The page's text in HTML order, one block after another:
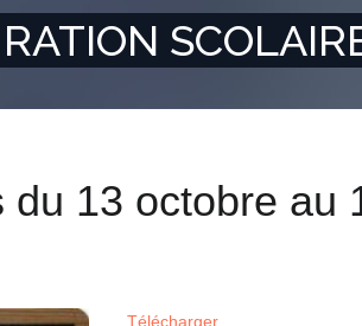
du 13 octobre au
Télécharger